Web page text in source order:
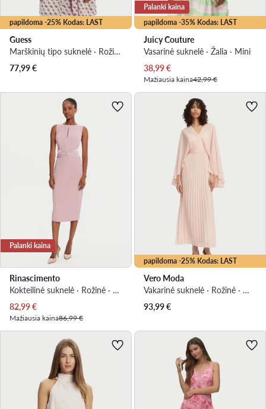
papildoma -25% Kodas: LAST
Guess
Marškinių tipo suknelė · Rožinė · Mini
77,99€
papildoma -35% Kodas: LAST
Palanki kaina
Juicy Couture
Vasarinė suknelė · Žalia · Mini
Dabartinė kaina
38,99€
Mažiausia kaina42,99 €
Palanki kaina
Rinascimento
Kokteilinė suknelė · Rožinė · Midi
Dabartinė kaina
82,99€
Mažiausia kaina86,99 €
papildoma -25% Kodas: LAST
Vero Moda
Vakarinė suknelė · Rožinė · Maksi, Asimetriškas
93,99€